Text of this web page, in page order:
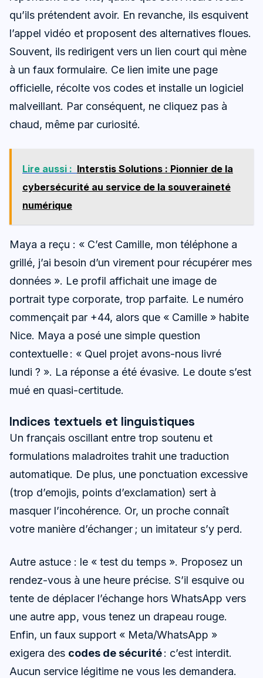
qu’ils prétendent avoir. En revanche, ils esquivent
l’appel vidéo et proposent des alternatives floues.
Souvent, ils redirigent vers un lien court qui mène
à un faux formulaire. Ce lien imite une page
officielle, récolte vos codes et installe un logiciel
malveillant. Par conséquent, ne cliquez pas à
chaud, même par curiosité.
Lire aussi : Interstis Solutions : Pionnier de la
cybersécurité au service de la souveraineté
numérique
Maya a reçu : « C’est Camille, mon téléphone a
grillé, j’ai besoin d’un virement pour récupérer mes
données ». Le profil affichait une image de
portrait type corporate, trop parfaite. Le numéro
commençait par +44, alors que « Camille » habite
Nice. Maya a posé une simple question
contextuelle : « Quel projet avons-nous livré
lundi ? ». La réponse a été évasive. Le doute s’est
mué en quasi-certitude.
Indices textuels et linguistiques
Un français oscillant entre trop soutenu et
formulations maladroites trahit une traduction
automatique. De plus, une ponctuation excessive
(trop d’emojis, points d’exclamation) sert à
masquer l’incohérence. Or, un proche connaît
votre manière d’échanger ; un imitateur s’y perd.
Autre astuce : le « test du temps ». Proposez un
rendez-vous à une heure précise. S’il esquive ou
tente de déplacer l’échange hors WhatsApp vers
une autre app, vous tenez un drapeau rouge.
Enfin, un faux support « Meta/WhatsApp »
exigera des codes de sécurité: c’est interdit.
Aucun service légitime ne vous les demandera.